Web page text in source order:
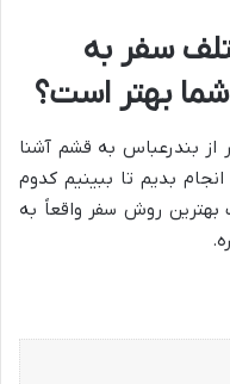
سفر به
بهتر است؟
بندرعباس به قشم آشنا
بدیم تا ببینیم کدوم
بهترین روش سفر واقعاً به